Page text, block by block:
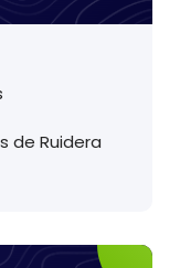
de Ruidera